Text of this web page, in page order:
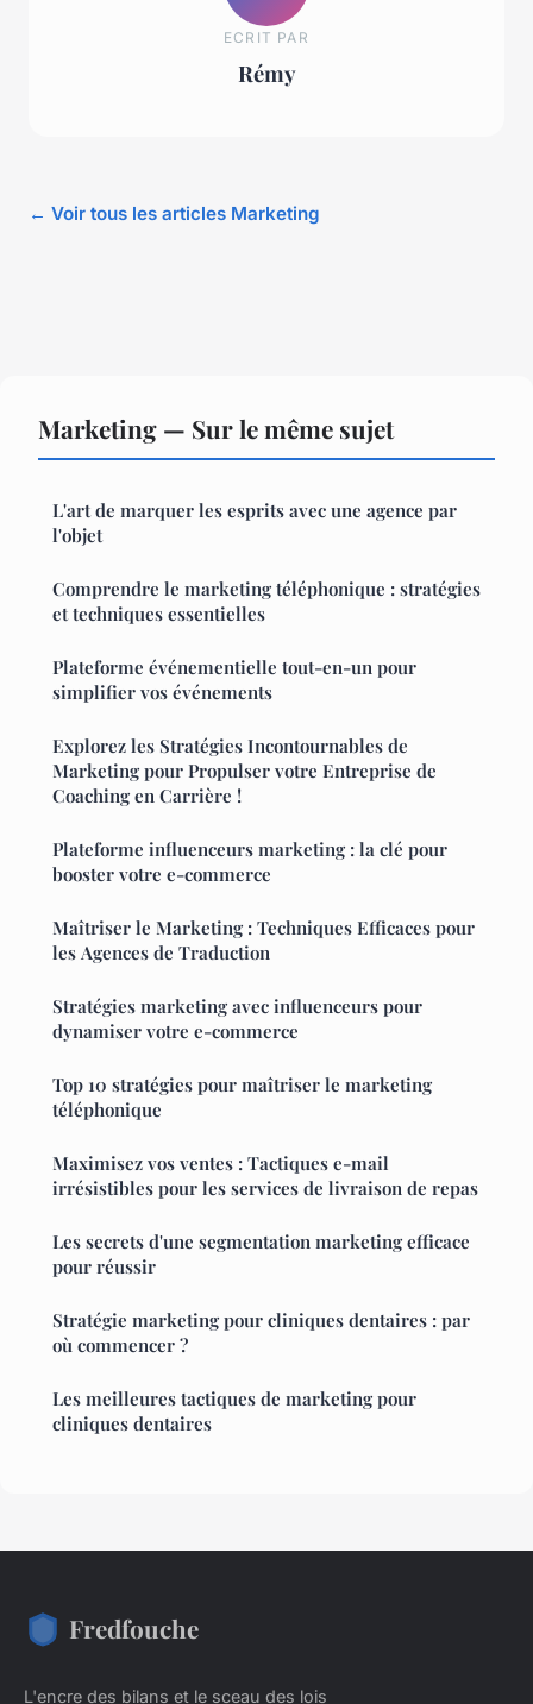
ECRIT PAR
Rémy
← Voir tous les articles Marketing
Marketing — Sur le même sujet
L'art de marquer les esprits avec une agence par
l'objet
Comprendre le marketing téléphonique : stratégies
et techniques essentielles
Plateforme événementielle tout-en-un pour
simplifier vos événements
Explorez les Stratégies Incontournables de
Marketing pour Propulser votre Entreprise de
Coaching en Carrière !
Plateforme influenceurs marketing : la clé pour
booster votre e-commerce
Maîtriser le Marketing : Techniques Efficaces pour
les Agences de Traduction
Stratégies marketing avec influenceurs pour
dynamiser votre e-commerce
Top 10 stratégies pour maîtriser le marketing
téléphonique
Maximisez vos ventes : Tactiques e-mail
irrésistibles pour les services de livraison de repas
Les secrets d'une segmentation marketing efficace
pour réussir
Stratégie marketing pour cliniques dentaires : par
où commencer ?
Les meilleures tactiques de marketing pour
cliniques dentaires
Fredfouche
L'encre des bilans et le sceau des lois